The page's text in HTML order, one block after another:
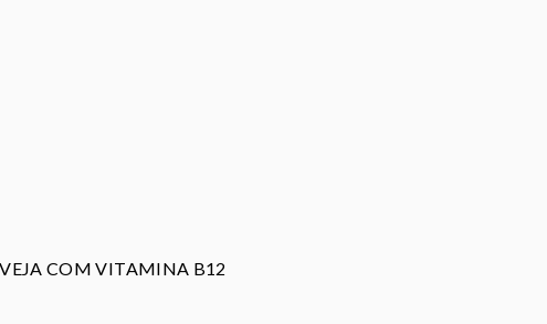
COM VITAMINA B12